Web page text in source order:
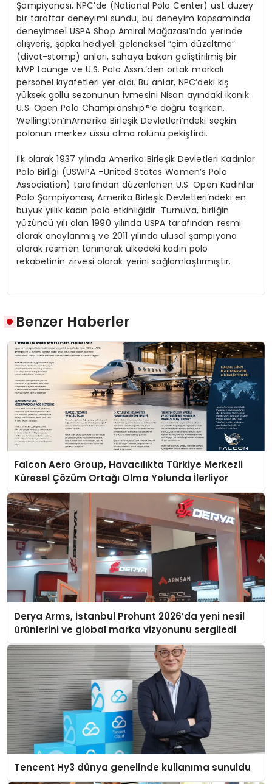
Şampiyonası, NPC’de (National Polo Center) üst düzey
bir taraftar deneyimi sundu; bu deneyim kapsamında
deneyimsel USPA Shop Amiral Mağazası’nda yerinde
alışveriş, şapka hediyeli geleneksel “çim düzeltme”
(divot-stomp) anları, sahaya bakan geliştirilmiş bir
MVP Lounge ve U.S. Polo Assn.’den ortak markalı
personel kıyafetleri yer aldı. Bu anlar, NPC’deki kış
yüksek gollü sezonunun ivmesini Nisan ayındaki ikonik
U.S. Open Polo Championship®’e doğru taşırken,
Wellington’ınAmerika Birleşik Devletleri’ndeki seçkin
polonun merkez üssü olma rolünü pekiştirdi.
İlk olarak 1937 yılında Amerika Birleşik Devletleri Kadınlar
Polo Birliği (USWPA -United States Women’s Polo
Association) tarafından düzenlenen U.S. Open Kadınlar
Polo Şampiyonası, Amerika Birleşik Devletleri’ndeki en
büyük yıllık kadın polo etkinliğidir. Turnuva, birliğin
yüzüncü yılı olan 1990 yılında USPA tarafından resmi
olarak onaylanmış ve 2011 yılında ulusal şampiyona
olarak resmen tanınarak ülkedeki kadın polo
rekabetinin zirvesi olarak yerini sağlamlaştırmıştır.
Benzer Haberler
Falcon Aero Group, Havacılıkta Türkiye Merkezli
Küresel Çözüm Ortağı Olma Yolunda İlerliyor
Derya Arms, İstanbul Prohunt 2026’da yeni nesil
ürünlerini ve global marka vizyonunu sergiledi
Tencent Hy3 dünya genelinde kullanıma sunuldu